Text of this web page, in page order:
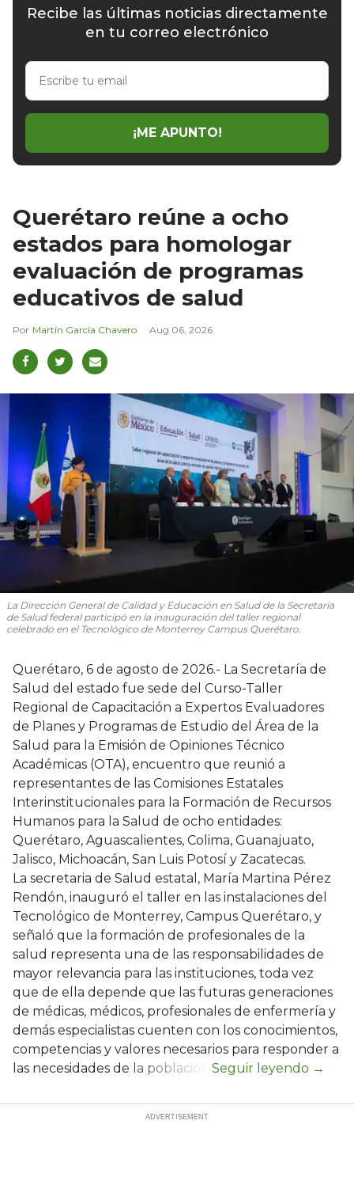
Recibe las últimas noticias directamente
en tu correo electrónico
Escribe
email
¡ME APUNTO!
Querétaro reúne a ocho
estados para homologar
evaluación de programas
educativos de salud
Martín García Chavero Aug 06, 2026
La Dirección General de Calidad y Educación en Salud de la Secretaría
de Salud federal participó en la inauguración del taller regional
celebrado en el Tecnológico de Monterrey Campus Querétaro.
Querétaro, 6 de agosto de 2026.- La Secretaría de
Salud del estado fue sede del Curso-Taller
Regional de Capacitación a Expertos Evaluadores
de Planes y Programas de Estudio del Área de la
Salud para la Emisión de Opiniones Técnico
Académicas (OTA), encuentro que reunió a
representantes de las Comisiones Estatales
Interinstitucionales para la Formación de Recursos
Humanos para la Salud de ocho entidades:
Querétaro, Aguascalientes, Colima, Guanajuato,
Jalisco, Michoacán, San Luis Potosí y Zacatecas.
La secretaria de Salud estatal, María Martina Pérez
Rendón, inauguró el taller en las instalaciones del
Tecnológico de Monterrey, Campus Querétaro, y
señaló que la formación de profesionales de la
salud representa una de las responsabilidades de
mayor relevancia para las instituciones, toda vez
que de ella depende que las futuras generaciones
de médicas, médicos, profesionales de enfermería y
demás especialistas cuenten con los conocimientos,
competencias y valores necesarios para responder a
las necesidades de la población.